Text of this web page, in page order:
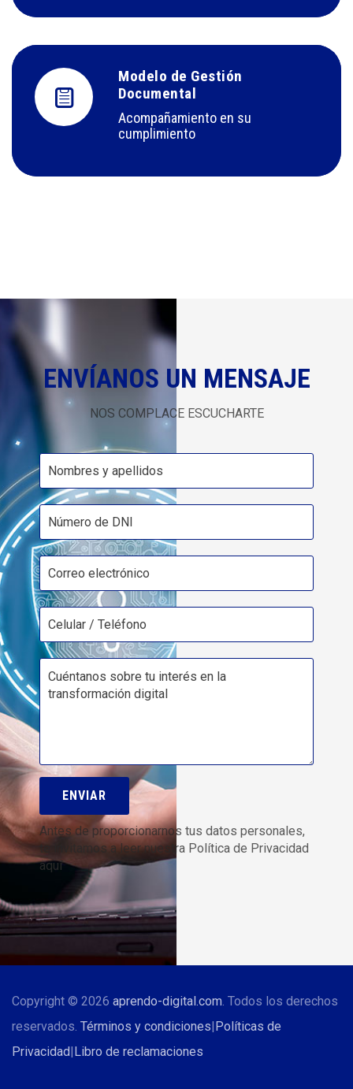
Modelo de Gestión
Documental
Acompañamiento en su
cumplimiento
ENVÍANOS UN MENSAJE
NOS COMPLACE ESCUCHARTE
Antes de proporcionarnos tus datos personales,
te invitamos a leer nuestra Política de Privacidad
aquí
Copyright © 2026 aprendo-digital.com . Todos los derechos
reservados. Términos y condiciones|Políticas de
Privacidad|Libro de reclamaciones